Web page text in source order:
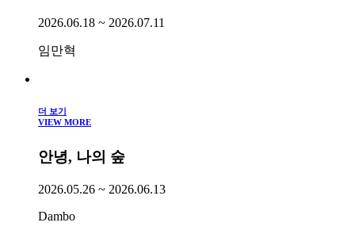
2026.06.18 ~ 2026.07.11
임만혁
더 보기
VIEW MORE
안녕, 나의 숲
2026.05.26 ~ 2026.06.13
Dambo